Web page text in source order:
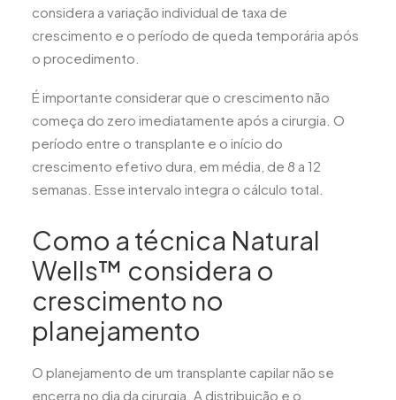
considera a variação individual de taxa de
crescimento e o período de queda temporária após
o procedimento.
É importante considerar que o crescimento não
começa do zero imediatamente após a cirurgia. O
período entre o transplante e o início do
crescimento efetivo dura, em média, de 8 a 12
semanas. Esse intervalo integra o cálculo total.
Como a técnica Natural
Wells™ considera o
crescimento no
planejamento
O planejamento de um transplante capilar não se
encerra no dia da cirurgia. A distribuição e o